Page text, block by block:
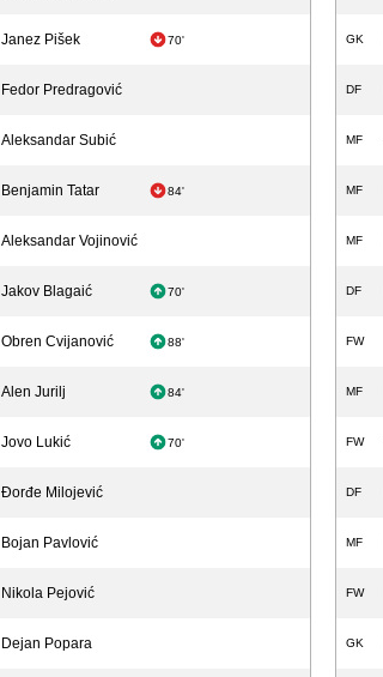
Janez Pišek 70'
Fedor Predragović
Aleksandar Subić
Benjamin Tatar 84'
Aleksandar Vojinović
Jakov Blagaić 70'
Obren Cvijanović 88'
Alen Jurilj 84'
Jovo Lukić 70'
Đorđe Milojević
Bojan Pavlović
Nikola Pejović
Dejan Popara
GK
DF
MF
MF
MF
DF
FW
MF
FW
DF
MF
FW
GK